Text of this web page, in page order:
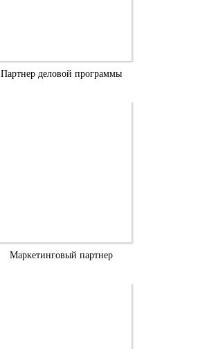
Партнер деловой программы
Маркетинговый партнер